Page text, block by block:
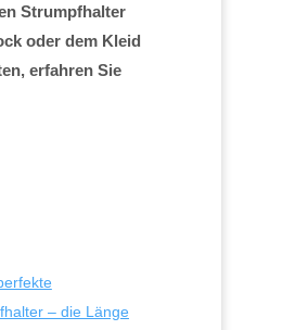
Strumpfhalter
oder dem Kleid
erfahren Sie
– die Länge